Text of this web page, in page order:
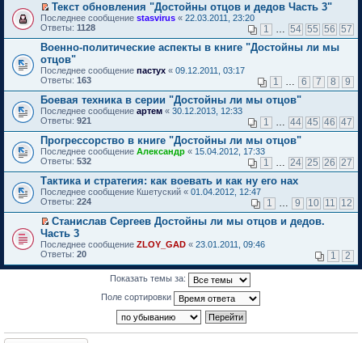
и
ю
о
б
щ
е
н
и
ю
м
у
с
о
щ
е
н
и
ю
н
н
о
м
у
с
о
о
б
щ
е
н
и
ю
о
ч
и
а
н
н
о
м
у
с
о
о
б
щ
е
н
и
ю
н
е
п
р
о
ч
и
т
а
н
н
о
м
у
с
о
о
б
щ
е
н
и
ю
о
м
у
н
е
п
р
о
ч
и
т
а
н
н
о
м
у
с
о
о
б
щ
е
н
и
к
п
е
в
м
у
н
е
п
р
о
ч
и
т
а
н
н
о
м
у
с
о
о
б
щ
е
е
т
и
п
е
р
в
о
м
у
н
е
п
р
о
и
т
а
н
н
о
м
у
с
о
ю
П
е
е
й
т
и
к
п
е
р
в
о
м
у
н
е
п
р
о
и
а
н
н
о
щ
Текст обновления "Достойны отцов и дедов Часть 3"
Последнее сообщение stasvirus « 22.03.2011, 23:20
Ответы: 1128 1 54 55 56 57
Военно-политические аспекты в книге "Достойны ли мы
отцов"
Последнее сообщение пастух « 09.12.2011, 03:17
Ответы: 163 1 6 7 8 9
Боевая техника в серии "Достойны ли мы отцов"
Последнее сообщение артем « 30.12.2013, 12:33
Ответы: 921 1 44 45 46 47
Прогрессорство в книге "Достойны ли мы отцов"
Последнее сообщение Александр « 15.04.2012, 17:33
Ответы: 532 1 24 25 26 27
Тактика и стратегия: как воевать и как ну его нах
Последнее сообщение Кшетуский « 01.04.2012, 12:47
Ответы: 224 1 9 10 11 12
П
е
р
е
й
в
Станислав Сергеев Достойны ли мы отцов и дедов.
Часть 3
Последнее сообщение ZLOY_GAD « 23.01.2011, 09:46
Ответы: 20 1 2
Показать темы за:
Поле сортировки